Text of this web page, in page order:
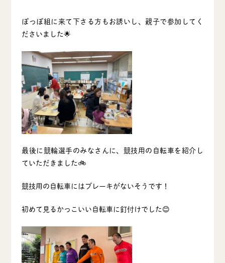
ぽっぽ組に来て下さる方もお誘いし、親子で参加してく
ださいました🌟
最後に競輪選手のみなさんに、競技用の自転車を紹介し
ていただきました🚲
競技用の自転車にはブレーキがないそうです！
初めて見るかっこいい自転車に釘付けでした😊